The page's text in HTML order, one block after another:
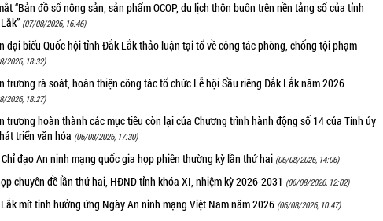
“Bản đồ số nông sản, sản phẩm OCOP, du lịch thôn buôn trên nền tảng số của tỉnh
(07/08/2026, 16:46)
đại biểu Quốc hội tỉnh Đắk Lắk thảo luận tại tổ về công tác phòng, chống tội phạm
2026, 18:32)
trương rà soát, hoàn thiện công tác tổ chức Lễ hội Sầu riêng Đắk Lắk năm 2026
2026, 18:27)
trương hoàn thành các mục tiêu còn lại của Chương trình hành động số 14 của Tỉnh ủy
triển văn hóa (06/08/2026, 17:30)
đạo An ninh mạng quốc gia họp phiên thường kỳ lần thứ hai (06/08/2026, 14:06)
chuyên đề lần thứ hai, HĐND tỉnh khóa XI, nhiệm kỳ 2026-2031 (06/08/2026, 12:02)
mít tinh hưởng ứng Ngày An ninh mạng Việt Nam năm 2026 (06/08/2026, 10:47)